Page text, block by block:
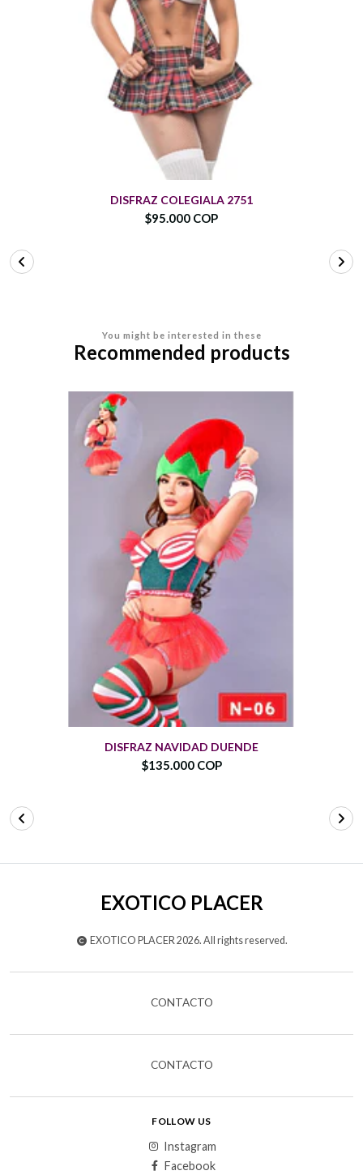
DISFRAZ COLEGIALA 2751
$95.000 COP
You might be interested in these
Recommended products
DISFRAZ NAVIDAD DUENDE
$135.000 COP
EXOTICO PLACER
EXOTICO PLACER 2026. All rights reserved.
CONTACTO
CONTACTO
FOLLOW US
Instagram
Facebook